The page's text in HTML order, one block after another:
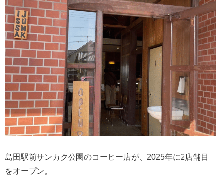
島田駅前サンカク公園のコーヒー店が、2025年に2店舗目
をオープン。